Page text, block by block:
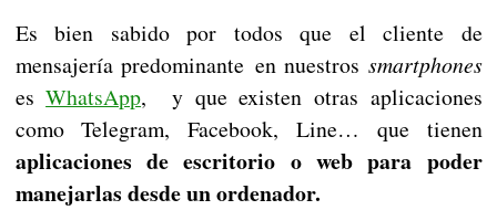
Es bien sabido por todos que el cliente de
mensajería predominante en nuestros smartphones
esWhatsApp, y que existen otras aplicaciones
como Telegram, Facebook, Line… que tienen
aplicaciones de escritorio o web para poder
manejarlas desde un ordenador.